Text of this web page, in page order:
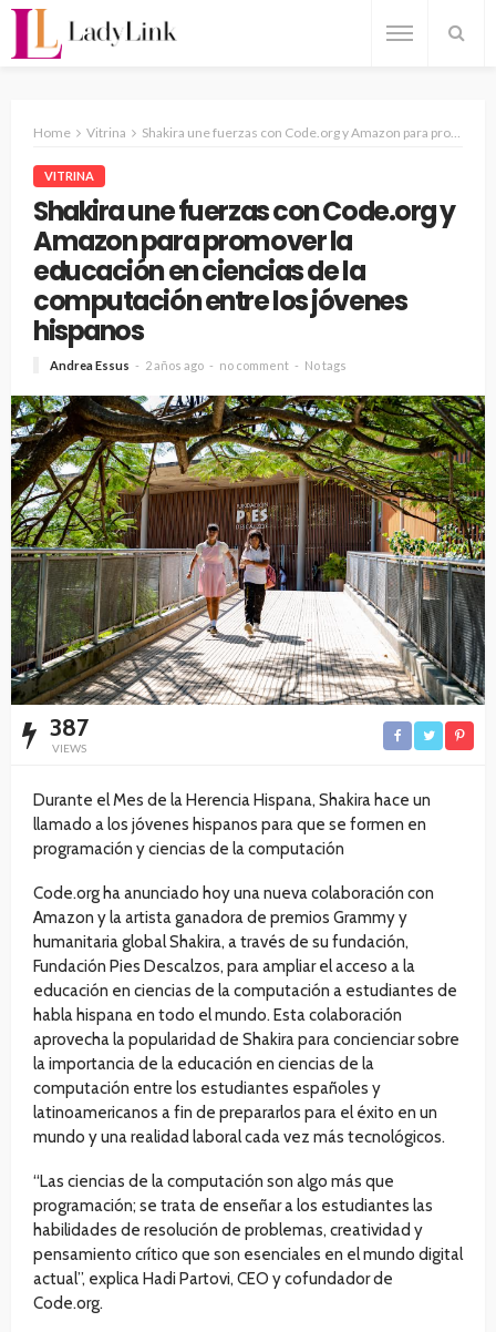
Home Vitrina Shakira une fuerzas con Code.org y Amazon para promover la educación en ciencias de la computación entre los jóvenes hispanos
VITRINA
Shakira une fuerzas con Code.org y
Amazon para promover la
educación en ciencias de la
computación entre los jóvenes
hispanos
Andrea Essus 2 años ago no comment No tags
387
VIEWS
Durante el Mes de la Herencia Hispana, Shakira hace un
llamado a los jóvenes hispanos para que se formen en
programación y ciencias de la computación
Code.org ha anunciado hoy una nueva colaboración con
Amazon y la artista ganadora de premios Grammy y
humanitaria global Shakira, a través de su fundación,
Fundación Pies Descalzos, para ampliar el acceso a la
educación en ciencias de la computación a estudiantes de
habla hispana en todo el mundo. Esta colaboración
aprovecha la popularidad de Shakira para concienciar sobre
la importancia de la educación en ciencias de la
computación entre los estudiantes españoles y
latinoamericanos a fin de prepararlos para el éxito en un
mundo y una realidad laboral cada vez más tecnológicos.
“Las ciencias de la computación son algo más que
programación; se trata de enseñar a los estudiantes las
habilidades de resolución de problemas, creatividad y
pensamiento crítico que son esenciales en el mundo digital
actual”, explica Hadi Partovi, CEO y cofundador de
Code.org.